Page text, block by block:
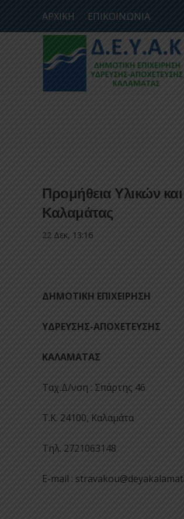
ΑΡΧΙΚΗ ΕΠΙΚΟΙΝΩΝΙΑ
Προμήθεια Υλικών
Καλαμάτας
22 Δεκ, 13:16
ΔΗΜΟΤΙΚΗ ΕΠΙΧΕΙΡΗΣΗ
ΥΔΡΕΥΣΗΣ-
ΚΑΛΑΜΑΤΑΣ
Ταχ.Δ/νση : Σπάρτης 46
Τ.Κ. 24100, Καλαμάτα
Τηλ. 2721063148
E-mail :